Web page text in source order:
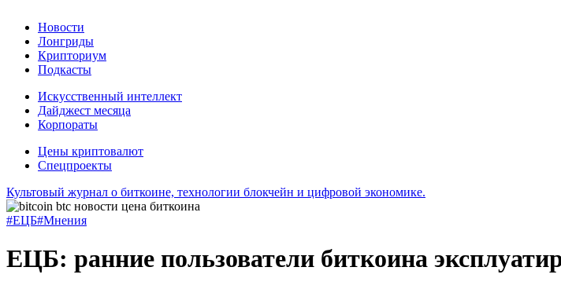
Новости
Лонгриды
Крипториум
Подкасты
Искусственный интеллект
Дайджест месяца
Корпораты
Цены криптовалют
Спецпроекты
Культовый журнал о биткоине, технологии блокчейн и цифровой экономике.
#ЕЦБ#Мнения
ЕЦБ: ранние пользователи биткоина